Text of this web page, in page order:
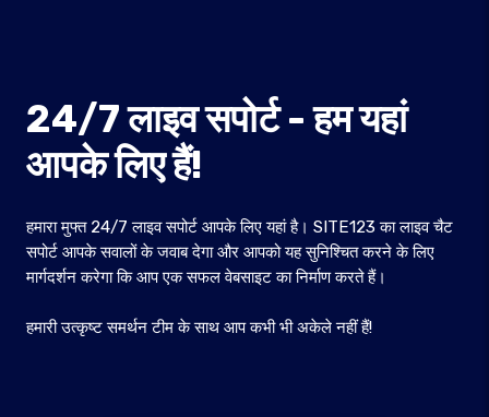
24/7 लाइव सपोर्ट - हम यहां
आपके लिए हैं!
हमारा मुफ्त 24/7 लाइव सपोर्ट आपके लिए यहां है। SITE123 का लाइव चैट
सपोर्ट आपके सवालों के जवाब देगा और आपको यह सुनिश्चित करने के लिए
मार्गदर्शन करेगा कि आप एक सफल वेबसाइट का निर्माण करते हैं।
हमारी उत्कृष्ट समर्थन टीम के साथ आप कभी भी अकेले नहीं हैं!